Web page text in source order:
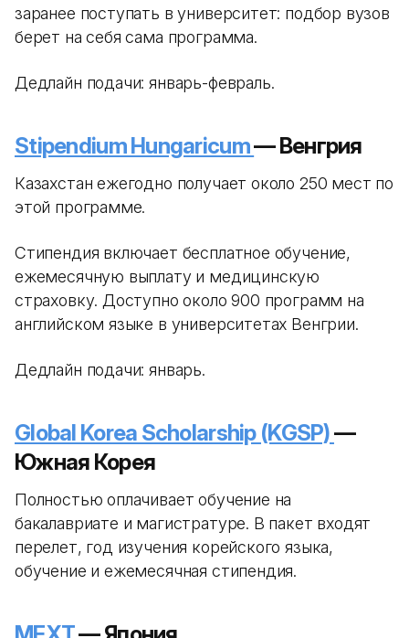
заранее поступать в университет: подбор вузов
берет на себя сама программа.
Дедлайн подачи: январь-февраль.
Stipendium Hungaricum— Венгрия
Казахстан ежегодно получает около 250 мест по
этой программе.
Стипендия включает бесплатное обучение,
ежемесячную выплату и медицинскую
страховку. Доступно около 900 программ на
английском языке в университетах Венгрии.
Дедлайн подачи: январь.
Global Korea Scholarship (KGSP)—
Южная Корея
Полностью оплачивает обучение на
бакалавриате и магистратуре. В пакет входят
перелет, год изучения корейского языка,
обучение и ежемесячная стипендия.